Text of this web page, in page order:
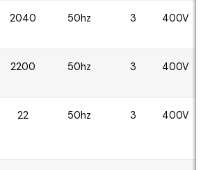
2040 50hz 3 400V
2200 50hz 3 400V
22 50hz 3 400V